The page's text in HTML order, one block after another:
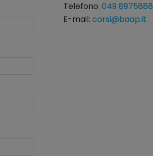
Telefono: 049 8975888
E-mail: corsi@baap.it